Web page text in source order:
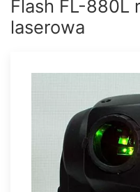
Flash FL-880L
laserowa